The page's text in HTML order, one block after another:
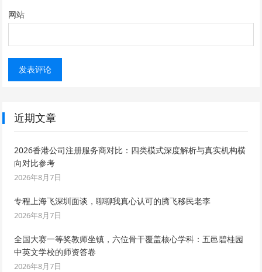
网站
近期文章
2026香港公司注册服务商对比：四类模式深度解析与真实机构横
向对比参考
2026年8月7日
专程上海飞深圳面谈，聊聊我真心认可的腾飞移民老李
2026年8月7日
全国大赛一等奖教师坐镇，六位骨干覆盖核心学科：五邑碧桂园
中英文学校的师资答卷
2026年8月7日